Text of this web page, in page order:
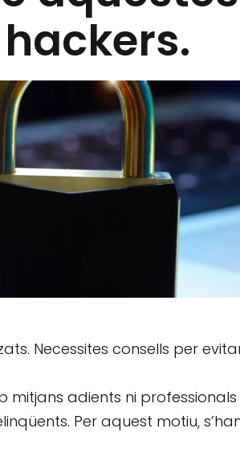
Necessites consells per
mitjans adients ni professionals
Per aquest motiu,